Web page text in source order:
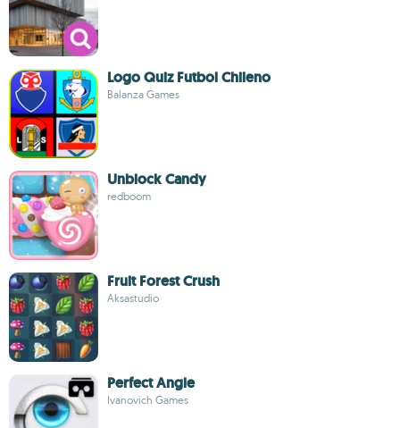
Logo Quiz Futbol Chileno
Balanza Games
Unblock Candy
redboom
Fruit Forest Crush
Aksastudio
Perfect Angle
Ivanovich Games